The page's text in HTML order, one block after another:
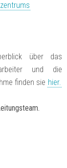
über das
und die
finden sie hier.